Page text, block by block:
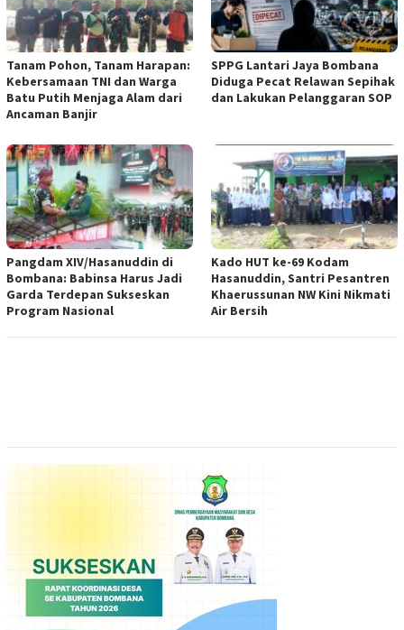
Tanam Pohon, Tanam Harapan:
Kebersamaan TNI dan Warga
Batu Putih Menjaga Alam dari
Ancaman Banjir
SPPG Lantari Jaya Bombana
Diduga Pecat Relawan Sepihak
dan Lakukan Pelanggaran SOP
Pangdam XIV/Hasanuddin di
Bombana: Babinsa Harus Jadi
Garda Terdepan Sukseskan
Program Nasional
Kado HUT ke-69 Kodam
Hasanuddin, Santri Pesantren
Khaerussunan NW Kini Nikmati
Air Bersih